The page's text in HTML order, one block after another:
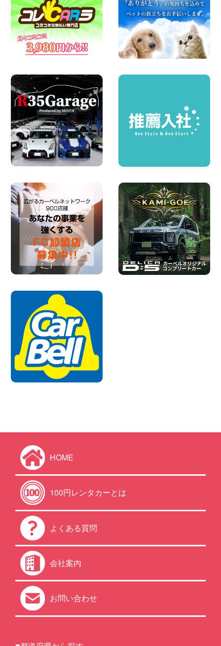
※※超格安日額5,800円※※荷物運びに最適
の軽バンのレンタカー!! 出雲ドーム前店
島根県 出雲ドーム前店
100円レンタカー 出雲ドーム前
2026年08月05日
人気のスペイドワゴン ライトブルーで登
100円レンタカー 羽田空港
ちょっとそこまで。もっと気軽に 埼玉県
西武秩父駅前店
100円レンタカー 西武秩父駅前
2026年08月03日
圧倒的な存在感!【トヨタ・メガクルーザ
ー】を体感できるチャンスです! 千葉県
千葉北店
HOME
100円レンタカーとは
よくある質問
会社案内
お問い合わせ